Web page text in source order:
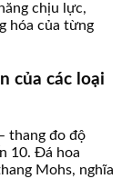
chịu lực,
hóa của từng
của các loại
thang đo độ
10. Đá hoa
Mohs, nghĩa